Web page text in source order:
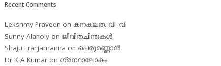
Recent Comments
Lekshmy Praveen on കനകലത. വി. വി
Sunny Alanoly on ജീവിതചിന്തകള്‍
Shaju Eranjamanna on പെരുമണ്ണാന്‍
Dr K A Kumar on ഗ്രന്ഥാലോകം